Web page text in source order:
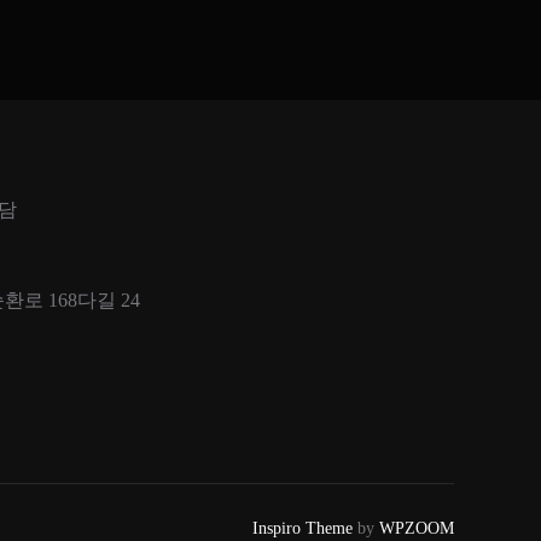
로 168다길 24
Inspiro Theme by WPZOOM